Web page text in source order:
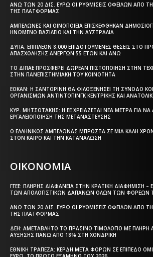
ΆΝΩ ΤΩΝ 20 ΔΙΣ. ΕΥΡΏ ΟΙ ΡΥΘΜΊΣΕΙΣ ΟΦΕΙΛΏΝ ΑΠΌ
ΤΗΣ ΠΛΑΤΦΌΡΜΑΣ
ΑΜΠΕΛΏΝΕΣ ΚΑΙ ΟΙΝΟΠΟΙΕΊΑ ΕΠΙΣΚΈΦΘΗΚΑΝ
ΗΝΩΜΈΝΟ ΒΑΣΊΛΕΙΟ ΚΑΙ ΤΗΝ ΑΥΣΤΡΑΛΊΑ
ΔΥΠΑ: ΕΠΙΠΛΈΟΝ 8.000 ΕΠΙΔΟΤΟΎΜΕΝΕΣ ΘΈΣΕΙΣ ΣΤΟ
ΑΠΑΣΧΌΛΗΣΗΣ ΑΝΈΡΓΩΝ 55 ΕΤΏΝ ΚΑΙ ΆΝΩ
ΤΟ ΔΙΠΑΕ ΠΡΟΣΦΈΡΕΙ ΔΩΡΕΆΝ ΠΙΣΤΟΠΟΊΗΣΗ ΣΤΗΝ
ΣΤΗΝ ΠΑΝΕΠΙΣΤΗΜΙΑΚΉ ΤΟΥ ΚΟΙΝΌΤΗΤΑ
ΕΟΚΑΝ: Η ΣΑΝΤΟΡΊΝΗ ΘΑ ΦΙΛΟΞΕΝΉΣΕΙ ΤΗ ΣΎΝΟΔΟ
ΟΡΓΑΝΙΣΜΏΝ ΑΝΤΙΝΤΌΠΙΝΓΚ ΚΕΝΤΡΙΚΉΣ ΚΑΙ
ΚΥΡ. ΜΗΤΣΟΤΆΚΗΣ: Η ΕΕ ΧΡΕΙΆΖΕΤΑΙ ΝΈΑ ΜΈΤΡΑ ΓΙΑ ΝΑ
ΕΡΓΑΛΕΙΟΠΟΊΗΣΗ ΤΗΣ ΜΕΤΑΝΆΣΤΕΥΣΗΣ
Ο ΕΛΛΗΝΙΚΌΣ ΑΜΠΕΛΏΝΑΣ ΜΠΡΟΣΤΆ ΣΕ ΜΙΑ ΚΑΛΉ
ΣΤΟΝ ΚΑΙΡΌ ΚΑΙ ΤΗΝ ΚΑΤΑΝΆΛΩΣΗ
ΟΙΚΟΝΟΜΙΑ
ΓΓΕΕ: ΠΛΉΡΗΣ ΔΙΑΦΆΝΕΙΑ ΣΤΗΝ ΚΡΑΤΙΚΉ ΔΙΑΦΉΜΙΣΗ –
ΤΩΝ ΑΠΟΛΟΓΙΣΤΙΚΏΝ ΔΑΠΑΝΏΝ ΌΛΩΝ ΤΩΝ ΦΟΡΈΩΝ
ΆΝΩ ΤΩΝ 20 ΔΙΣ. ΕΥΡΏ ΟΙ ΡΥΘΜΊΣΕΙΣ ΟΦΕΙΛΏΝ ΑΠΌ
ΤΗΣ ΠΛΑΤΦΌΡΜΑΣ
ΔΕΗ: ΑΜΕΤΆΒΛΗΤΟ ΤΟ ΠΡΆΣΙΝΟ ΤΙΜΟΛΌΓΙΟ ΜΕ
ΑΎΞΗΣΗΣ ΠΆΝΩ ΑΠΌ 18% ΣΤΗ ΧΟΝΔΡΙΚΉ
ΕΘΝΙΚΉ ΤΡΆΠΕΖΑ: ΚΈΡΔΗ ΜΕΤΆ ΦΌΡΩΝ ΣΕ ΕΠΊΠΕΔΟ